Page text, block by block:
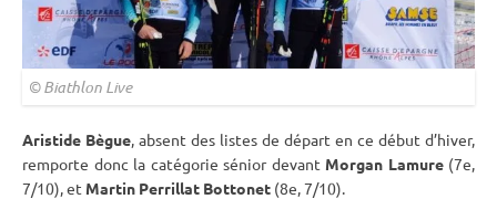
© Biathlon Live
Aristide Bègue, absent des listes de départ en ce début d’hiver,
remporte donc la catégorie sénior devant Morgan Lamure(7e,
7/10), et Martin Perrillat Bottonet (8e, 7/10).